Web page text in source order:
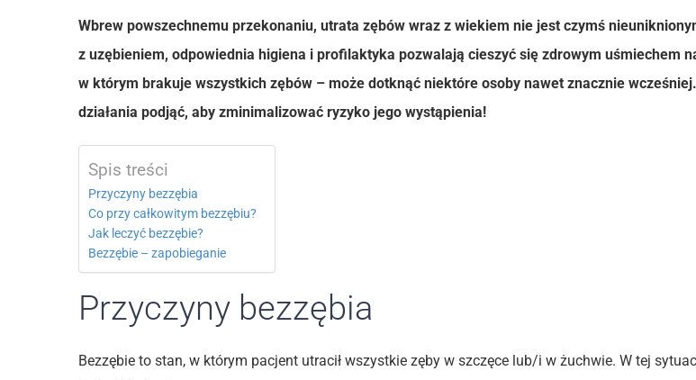
Wbrew powszechnemu przekonaniu, utrata zębów wraz z wiekiem nie jest czymś
z uzębieniem, odpowiednia higiena i profilaktyka pozwalają cieszyć się zdrowym uśmiechem
w którym brakuje wszystkich zębów – może dotknąć niektóre osoby nawet znacznie
działania podjąć, aby zminimalizować ryzyko jego wystąpienia!
Spis treści
Przyczyny bezzębia
Co przy całkowitym bezzębiu?
Jak leczyć bezzębie?
Bezzębie – zapobieganie
Przyczyny bezzębia
Bezzębie to stan, w którym pacjent utracił wszystkie zęby w szczęce lub/i w żuchwie. W tej